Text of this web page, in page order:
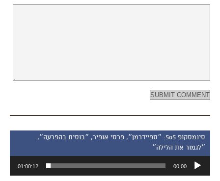
סינמסקופ 505: ״ספיידרמן״, פרסי אופיר, ״בוסית בהפרעה״,
״לגמור את הלילה״
אודיו
00:00
01:00:12